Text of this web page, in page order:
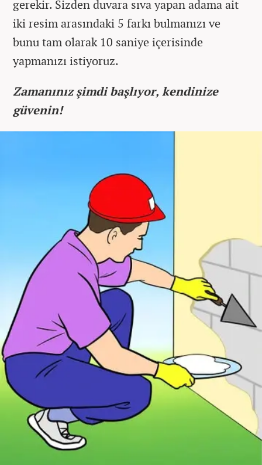
gerekir. Sizden duvara sıva yapan adama ait
iki resim arasındaki 5 farkı bulmanızı ve
bunu tam olarak 10 saniye içerisinde
yapmanızı istiyoruz.
Zamanınız şimdi başlıyor, kendinize
güvenin!